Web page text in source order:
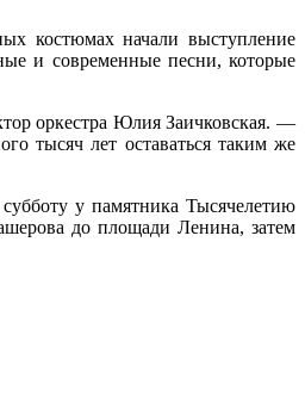
костюмах начали выступление
и современные песни, которые
оркестра Юлия Заичковская. —
тысяч лет оставаться таким же
у памятника Тысячелетию
до площади Ленина, затем